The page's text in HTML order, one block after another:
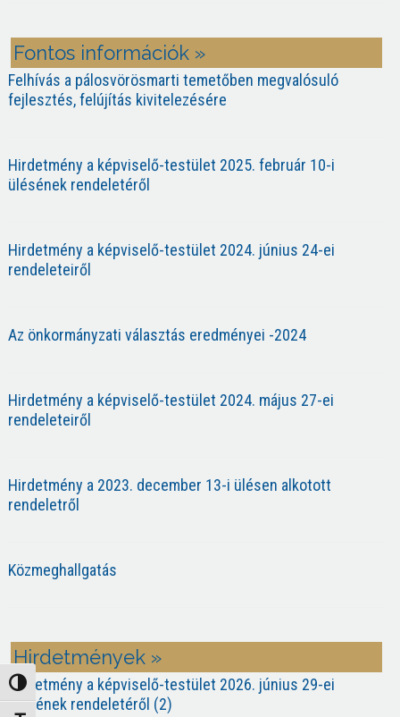
Nagy kontraszt váltása
Fontos információk »
Felhívás a pálosvörösmarti temetőben megvalósuló
fejlesztés, felújítás kivitelezésére
Hirdetmény a képviselő-testület 2025. február 10-i
ülésének rendeletéről
Hirdetmény a képviselő-testület 2024. június 24-ei
rendeleteiről
Az önkormányzati választás eredményei -2024
Hirdetmény a képviselő-testület 2024. május 27-ei
rendeleteiről
Hirdetmény a 2023. december 13-i ülésen alkotott
rendeletről
Közmeghallgatás
Hirdetmények »
Hirdetmény a képviselő-testület 2026. június 29-ei
ülésének rendeletéről (2)